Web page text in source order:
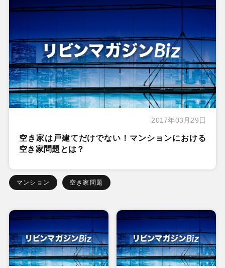
2017年03月29日
空き家は戸建てだけでない！マンションにおける
空き家問題とは？
マンション 空き家問題